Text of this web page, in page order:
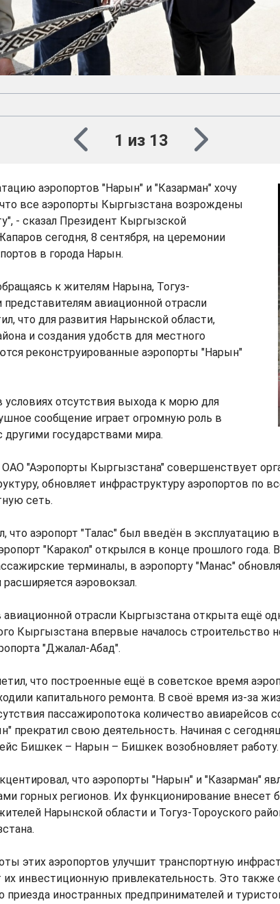
1 из 13
аэропортов "Нарын" и "Казарман" хочу
все аэропорты Кыргызстана возрождены
- сказал Президент Кыргызской
сегодня, 8 сентября, на церемонии
в города Нарын.
к жителям Нарына, Тогуз-
представителям авиационной отрасли
что для развития Нарынской области,
и создания удобств для местного
реконструированные аэропорты "Нарын"
условиях отсутствия выхода к морю для
сообщение играет огромную роль в
другими государствами мира.
"Аэропорты Кыргызстана" совершенствует
обновляет инфраструктуру аэропортов по
сеть.
что аэропорт "Талас" был введён в эксплуатацию
"Каракол" открылся в конце прошлого года.
терминалы, в аэропорту "Манас"
расширяется аэровокзал.
отрасли Кыргызстана открыта ещё
Кыргызстана впервые началось строительство
"Джалал-Абад".
что построенные ещё в советское время
капитального ремонта. В своё время из-за
пассажиропотока количество авиарейсов
прекратил свою деятельность. Начиная с
Бишкек – Нарын – Бишкек возобновляет работу.
что аэропорты "Нарын" и "Казарман"
горных регионов. Их функционирование внесет
Нарынской области и Тогуз-Тороуского
этих аэропортов улучшит транспортную
инвестиционную привлекательность. Это также
приезда иностранных предпринимателей и